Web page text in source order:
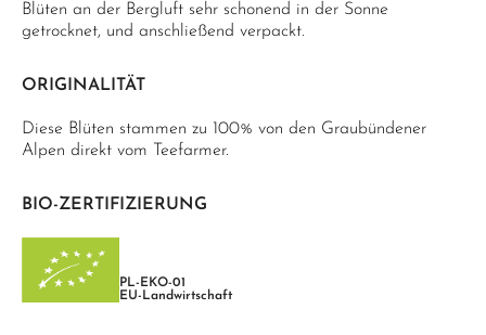
Blüten an der Bergluft sehr schonend in der Sonne
getrocknet, und anschließend verpackt.
ORIGINALITÄT
Diese Blüten stammen zu 100% von den Graubündener
Alpen direkt vom Teefarmer.
BIO-ZERTIFIZIERUNG
PL-EKO-01
EU-Landwirtschaft